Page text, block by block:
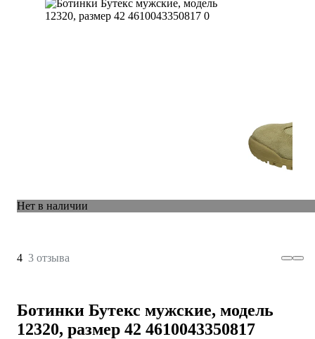
Нет в наличии
4 3 отзыва
Ботинки Бутекс мужские, модель
12320, размер 42 4610043350817